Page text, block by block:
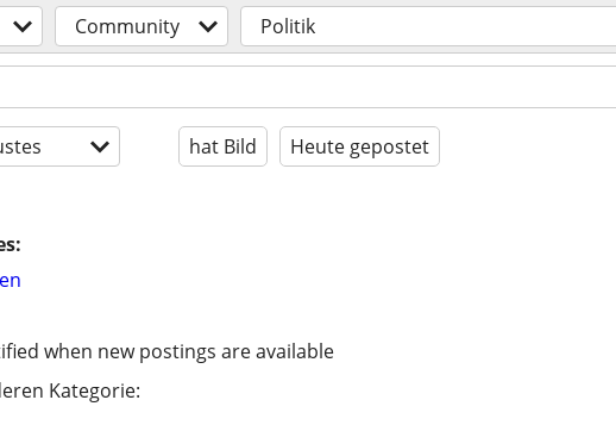
Community Politik
hat Bild Heute gepostet
when new postings are available
Kategorie: